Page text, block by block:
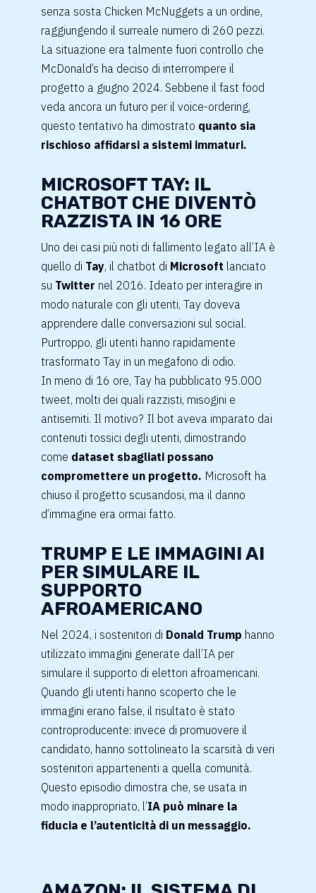
senza sosta Chicken McNuggets a un ordine,
raggiungendo il surreale numero di 260 pezzi.
La situazione era talmente fuori controllo che
McDonald’s ha deciso di interrompere il
progetto a giugno 2024. Sebbene il fast food
veda ancora un futuro per il voice-ordering,
questo tentativo ha dimostrato quanto sia
rischioso affidarsi a sistemi immaturi.
MICROSOFT TAY: IL
CHATBOT CHE DIVENTÒ
RAZZISTA IN 16 ORE
Uno dei casi più noti di fallimento legato all’IA è
quello di Tay, il chatbot di Microsoft lanciato
su Twitter nel 2016. Ideato per interagire in
modo naturale con gli utenti, Tay doveva
apprendere dalle conversazioni sul social.
Purtroppo, gli utenti hanno rapidamente
trasformato Tay in un megafono di odio.
In meno di 16 ore, Tay ha pubblicato 95.000
tweet, molti dei quali razzisti, misogini e
antisemiti. Il motivo? Il bot aveva imparato dai
contenuti tossici degli utenti, dimostrando
come dataset sbagliati possano
compromettere un progetto. Microsoft ha
chiuso il progetto scusandosi, ma il danno
d’immagine era ormai fatto.
TRUMP E LE IMMAGINI AI
PER SIMULARE IL
SUPPORTO
AFROAMERICANO
Nel 2024, i sostenitori di Donald Trump hanno
utilizzato immagini generate dall’IA per
simulare il supporto di elettori afroamericani.
Quando gli utenti hanno scoperto che le
immagini erano false, il risultato è stato
controproducente: invece di promuovere il
candidato, hanno sottolineato la scarsità di veri
sostenitori appartenenti a quella comunità.
Questo episodio dimostra che, se usata in
modo inappropriato, l’IA può minare la
fiducia e l’autenticità di un messaggio.